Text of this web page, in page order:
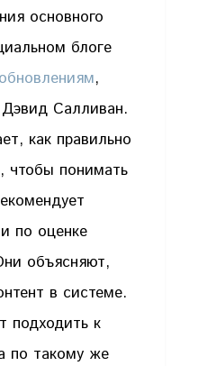
основного
блоге
,
Салливан.
как правильно
чтобы понимать
по оценке
объясняют,
в системе.
подходить к
по такому же